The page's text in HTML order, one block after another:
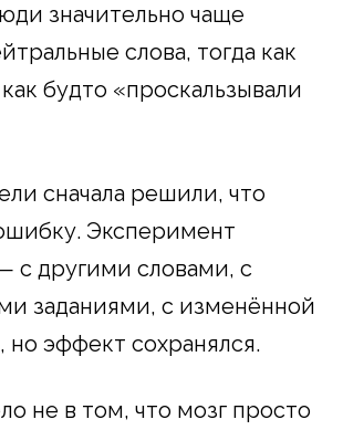
значительно чаще
слова, тогда как
будто «проскальзывали
сначала решили, что
Эксперимент
с другими словами, с
заданиями, с изменённой
но эффект сохранялся.
не в том, что мозг просто